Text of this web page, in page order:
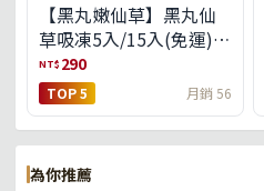
【黑丸嫩仙草】黑丸仙
草吸凍5入/15入(免運)
(預購中8/14出貨)
NT$ 290
TOP 5 月銷 56
為你推薦